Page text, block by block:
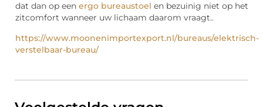
dat dan op een ergo bureaustoel en bezuinig niet op het
zitcomfort wanneer uw lichaam daarom vraagt..
https://www.moonenimportexport.nl/bureaus/elektrisch-
verstelbaar-bureau/